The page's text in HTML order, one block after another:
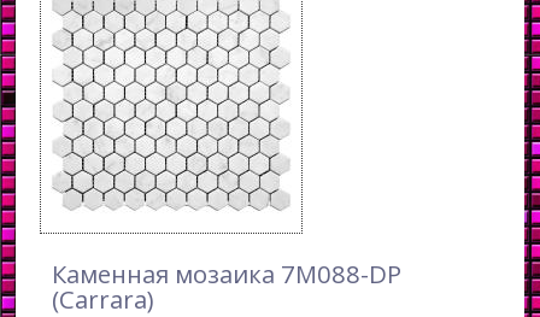
Каменная мозаика 7M088-DP
(Carrara)